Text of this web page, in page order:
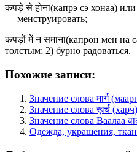
कपड़े से होना(капрэ сэ хонаа)
— менструировать;
कपड़ों में न समाना(капрон мен на
толстым; 2) бурно радоваться.
Похожие записи:
Значение слова मार्ग
Значение слова ख़र्च (харч)
Значение слова Ваалаа
Одежда, украшения,